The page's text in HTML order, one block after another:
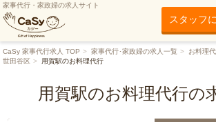
家事代行・家政婦の求人サイト
スタッフ
CaSy 家事代行求人 TOP 家事代行･家政婦の求人一覧 お料理
世田谷区
用賀駅のお料理代行
用賀駅のお料理代行の